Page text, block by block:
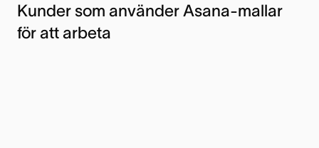
Kunder som använder Asana-mallar
för att arbeta